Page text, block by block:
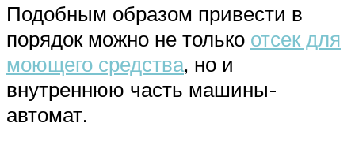
Подобным образом привести в
порядок можно не только отсек для
моющего средства, но и
внутреннюю часть машины-
автомат.